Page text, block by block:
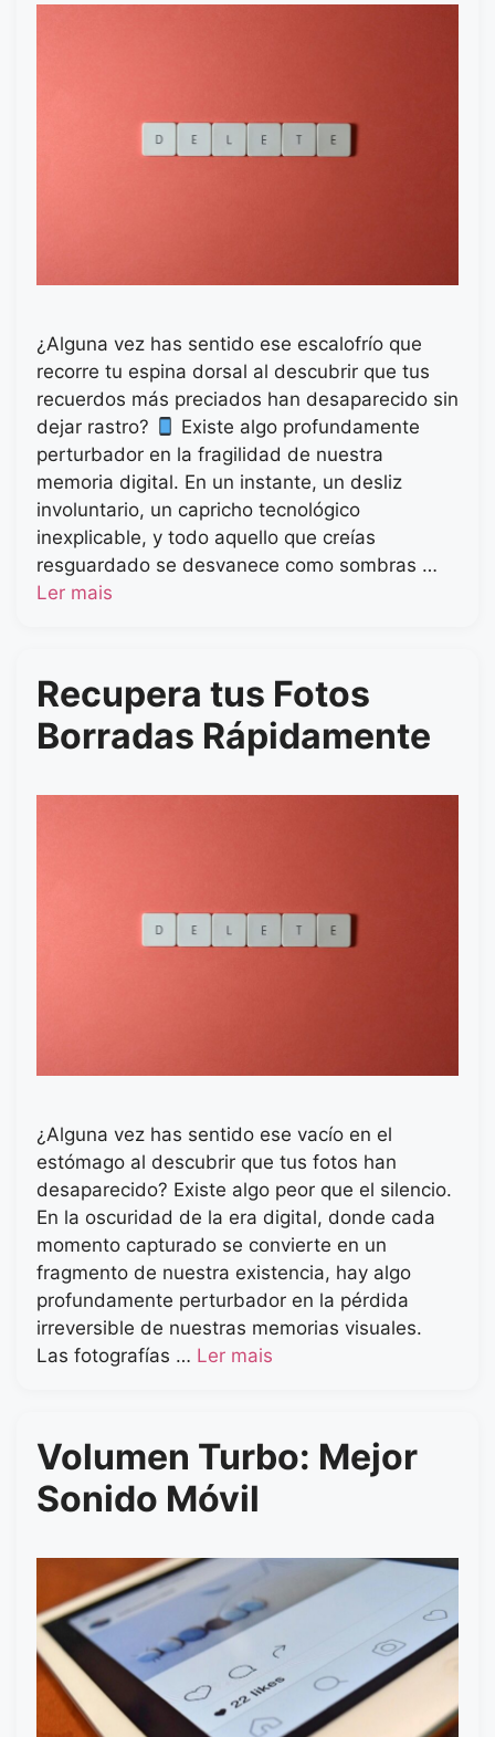
¿Alguna vez has sentido ese escalofrío que
recorre tu espina dorsal al descubrir que tus
recuerdos más preciados han desaparecido sin
dejar rastro?
Existe algo profundamente
perturbador en la fragilidad de nuestra
memoria digital. En un instante, un desliz
involuntario, un capricho tecnológico
inexplicable, y todo aquello que creías
resguardado se desvanece como sombras …
Ler mais
Recupera tus Fotos
Borradas Rápidamente
¿Alguna vez has sentido ese vacío en el
estómago al descubrir que tus fotos han
desaparecido? Existe algo peor que el silencio.
En la oscuridad de la era digital, donde cada
momento capturado se convierte en un
fragmento de nuestra existencia, hay algo
profundamente perturbador en la pérdida
irreversible de nuestras memorias visuales.
Las fotografías … Ler mais
Volumen Turbo: Mejor
Sonido Móvil